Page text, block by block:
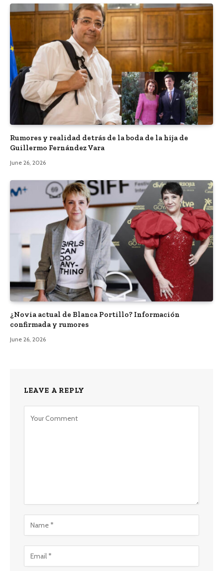
Rumores y realidad detrás de la boda de la hija de
Guillermo Fernández Vara
June 26, 2026
¿Novia actual de Blanca Portillo? Información
confirmada y rumores
June 26, 2026
LEAVE A REPLY